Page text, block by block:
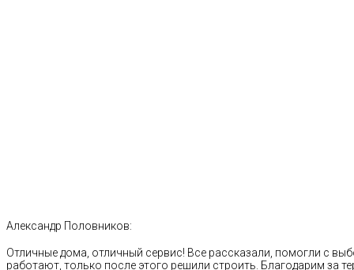
Александр Половников:
Отличные дома, отличный сервис! Все рассказали, помогли с
работают, только после этого решили строить. Благодарим за